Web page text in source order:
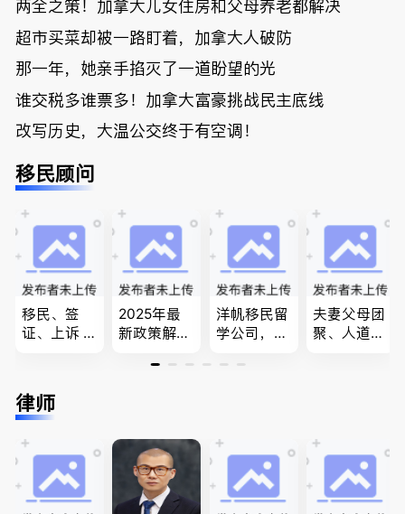
两全之策！加拿大儿女住房和父母养老都解决
超市买菜却被一路盯着，加拿大人破防
那一年，她亲手掐灭了一道盼望的光
谁交税多谁票多！加拿大富豪挑战民主底线
改写历史，大温公交终于有空调！
移民顾问
移民、签
证、上诉 --
进”的RCIC-
IRB持牌移
2025年最
新政策解
牌顾问为您
团聚，投资
移民以及各
类省提名和
技术移民
洋帆移民留
学公司，精
签各类签证
民和魁北克
PEQ60472
08731
夫妻父母团
聚、人道移
移民签证
、翻译和海
牙认证
律师